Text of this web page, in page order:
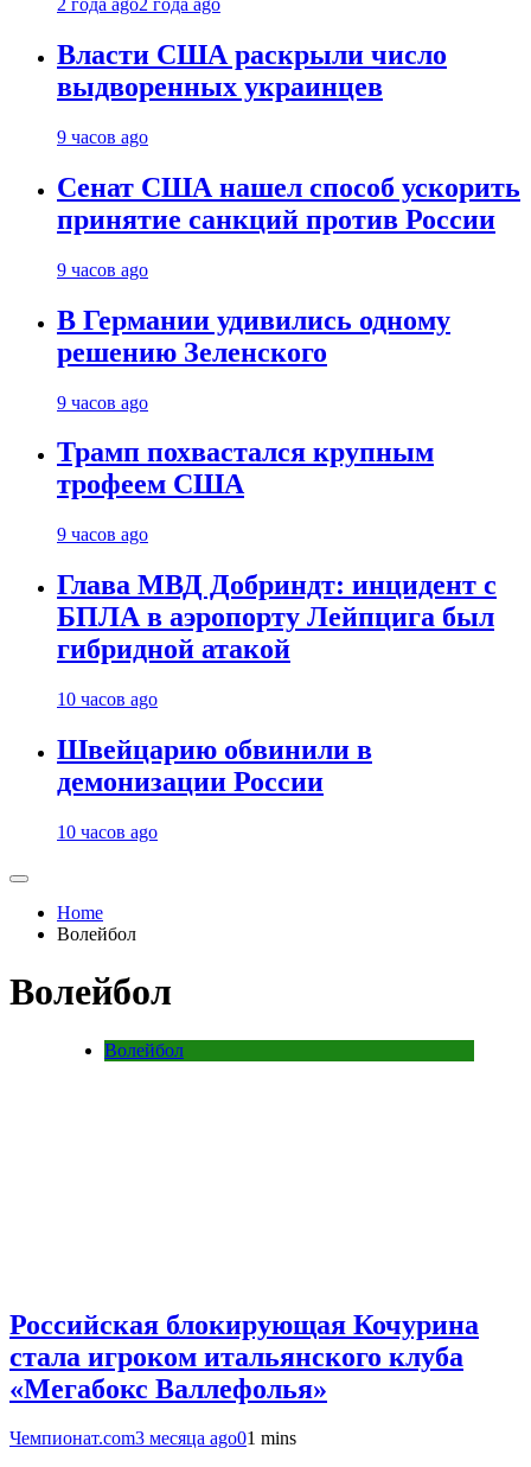
2 года ago2 года ago
Власти США раскрыли число
выдворенных украинцев
9 часов ago
Сенат США нашел способ ускорить
принятие санкций против России
9 часов ago
В Германии удивились одному
решению Зеленского
9 часов ago
Трамп похвастался крупным
трофеем США
9 часов ago
Глава МВД Добриндт: инцидент с
БПЛА в аэропорту Лейпцига был
гибридной атакой
10 часов ago
Швейцарию обвинили в
демонизации России
10 часов ago
Home
Волейбол
Волейбол
Волейбол
Российская блокирующая Кочурина
стала игроком итальянского клуба
«Мегабокс Валлефолья»
Чемпионат.com3 месяца ago01 mins